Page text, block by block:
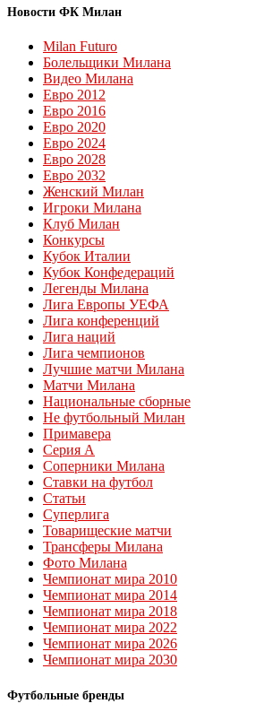
Новости ФК Милан
Milan Futuro
Болельщики Милана
Видео Милана
Евро 2012
Евро 2016
Евро 2020
Евро 2024
Евро 2028
Евро 2032
Женский Милан
Игроки Милана
Клуб Милан
Конкурсы
Кубок Италии
Кубок Конфедераций
Легенды Милана
Лига Европы УЕФА
Лига конференций
Лига наций
Лига чемпионов
Лучшие матчи Милана
Матчи Милана
Национальные сборные
Не футбольный Милан
Примавера
Серия А
Соперники Милана
Ставки на футбол
Статьи
Суперлига
Товарищеские матчи
Трансферы Милана
Фото Милана
Чемпионат мира 2010
Чемпионат мира 2014
Чемпионат мира 2018
Чемпионат мира 2022
Чемпионат мира 2026
Чемпионат мира 2030
Футбольные бренды